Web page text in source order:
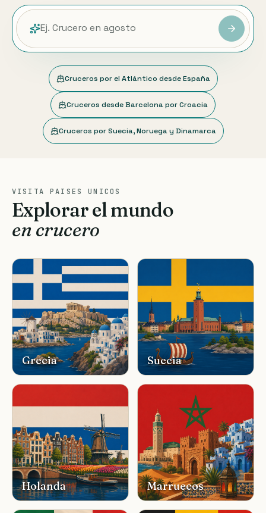
Cruceros por el Atlántico desde España
Cruceros desde Barcelona por Croacia
Cruceros por Suecia, Noruega y Dinamarca
VISITA PAISES UNICOS
Explorar el mundo
en crucero
Grecia Suecia
Holanda Marruecos